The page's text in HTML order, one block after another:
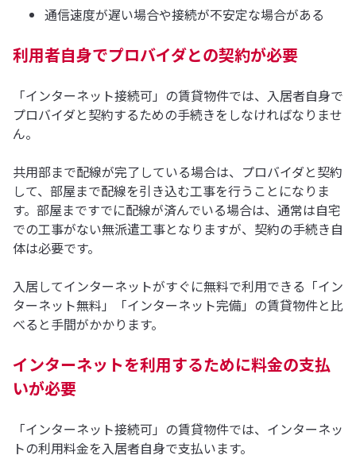
通信速度が遅い場合や接続が不安定な場合がある
利用者自身でプロバイダとの契約が必要
「インターネット接続可」の賃貸物件では、入居者自身で
プロバイダと契約するための手続きをしなければなりませ
ん。
共用部まで配線が完了している場合は、プロバイダと契約
して、部屋まで配線を引き込む工事を行うことになりま
す。部屋まですでに配線が済んでいる場合は、通常は自宅
での工事がない無派遣工事となりますが、契約の手続き自
体は必要です。
入居してインターネットがすぐに無料で利用できる「イン
ターネット無料」「インターネット完備」の賃貸物件と比
べると手間がかかります。
インターネットを利用するために料金の支払
いが必要
「インターネット接続可」の賃貸物件では、インターネッ
トの利用料金を入居者自身で支払います。